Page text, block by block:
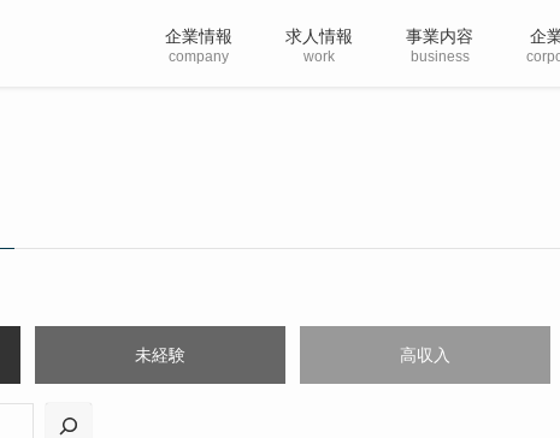
企業情報
company
求人情報
work
事業内容
business
企
未経験 高収入